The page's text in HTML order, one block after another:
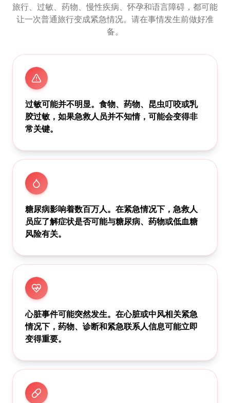
旅行、过敏、药物、慢性疾病、怀孕和语言障碍，都可能
让一次普通旅行变成紧急情况。请在事情发生前做好准
备。
过敏可能并不明显。食物、药物、昆虫叮咬或乳
胶过敏，如果急救人员并不知情，可能会变得非
常关键。
糖尿病影响着数百万人。在紧急情况下，急救人
员应了解症状是否可能与糖尿病、药物或低血糖
风险有关。
心脏事件可能突然发生。在心脏或中风相关紧急
情况下，药物、诊断和紧急联系人信息可能立即
变得重要。